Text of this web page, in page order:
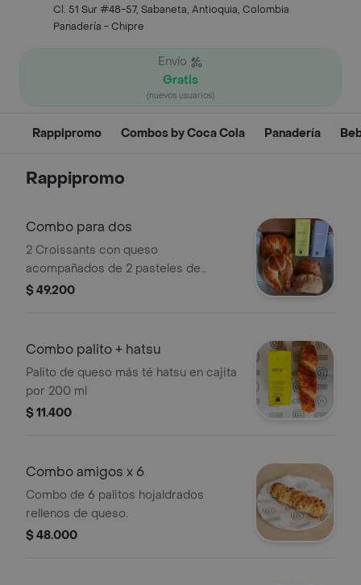
Cl. 51 Sur #48-57, Sabaneta, Antioquia, Colombia
Panadería - Chipre
Envío
Gratis
(nuevos usuarios)
Rappipromo Combos by Coca Cola Panadería
Rappipromo
Combo para dos
2 Croissants con queso
acompañados de 2 pasteles de
arequipe y 2 hatsu en caja.
$ 49.200
Combo palito + hatsu
Palito de queso más té hatsu en cajita
por 200 ml
$ 11.400
Combo amigos x 6
Combo de 6 palitos hojaldrados
rellenos de queso.
$ 48.000